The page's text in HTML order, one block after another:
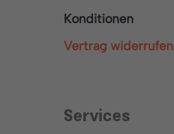
Konditionen
Vertrag widerrufen
Services